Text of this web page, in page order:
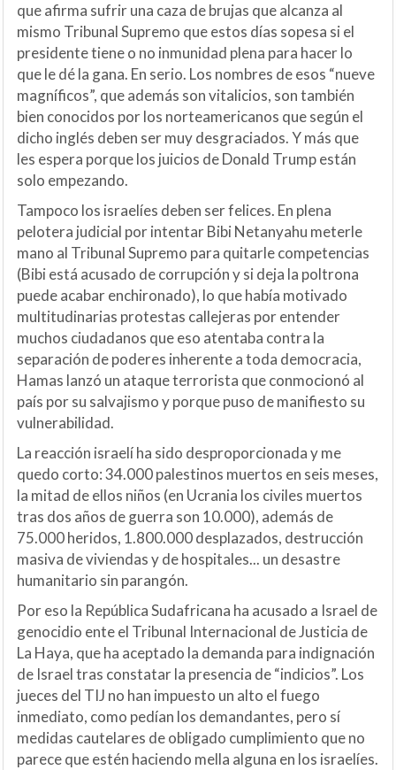
que afirma sufrir una caza de brujas que alcanza al
mismo Tribunal Supremo que estos días sopesa si el
presidente tiene o no inmunidad plena para hacer lo
que le dé la gana. En serio. Los nombres de esos “nueve
magníficos”, que además son vitalicios, son también
bien conocidos por los norteamericanos que según el
dicho inglés deben ser muy desgraciados. Y más que
les espera porque los juicios de Donald Trump están
solo empezando.
Tampoco los israelíes deben ser felices. En plena
pelotera judicial por intentar Bibi Netanyahu meterle
mano al Tribunal Supremo para quitarle competencias
(Bibi está acusado de corrupción y si deja la poltrona
puede acabar enchironado), lo que había motivado
multitudinarias protestas callejeras por entender
muchos ciudadanos que eso atentaba contra la
separación de poderes inherente a toda democracia,
Hamas lanzó un ataque terrorista que conmocionó al
país por su salvajismo y porque puso de manifiesto su
vulnerabilidad.
La reacción israelí ha sido desproporcionada y me
quedo corto: 34.000 palestinos muertos en seis meses,
la mitad de ellos niños (en Ucrania los civiles muertos
tras dos años de guerra son 10.000), además de
75.000 heridos, 1.800.000 desplazados, destrucción
masiva de viviendas y de hospitales... un desastre
humanitario sin parangón.
Por eso la República Sudafricana ha acusado a Israel de
genocidio ente el Tribunal Internacional de Justicia de
La Haya, que ha aceptado la demanda para indignación
de Israel tras constatar la presencia de “indicios”. Los
jueces del TIJ no han impuesto un alto el fuego
inmediato, como pedían los demandantes, pero sí
medidas cautelares de obligado cumplimiento que no
parece que estén haciendo mella alguna en los israelíes.